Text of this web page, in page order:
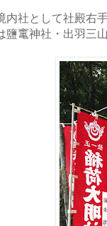
内社として社殿右
鹽竃神社・出羽三